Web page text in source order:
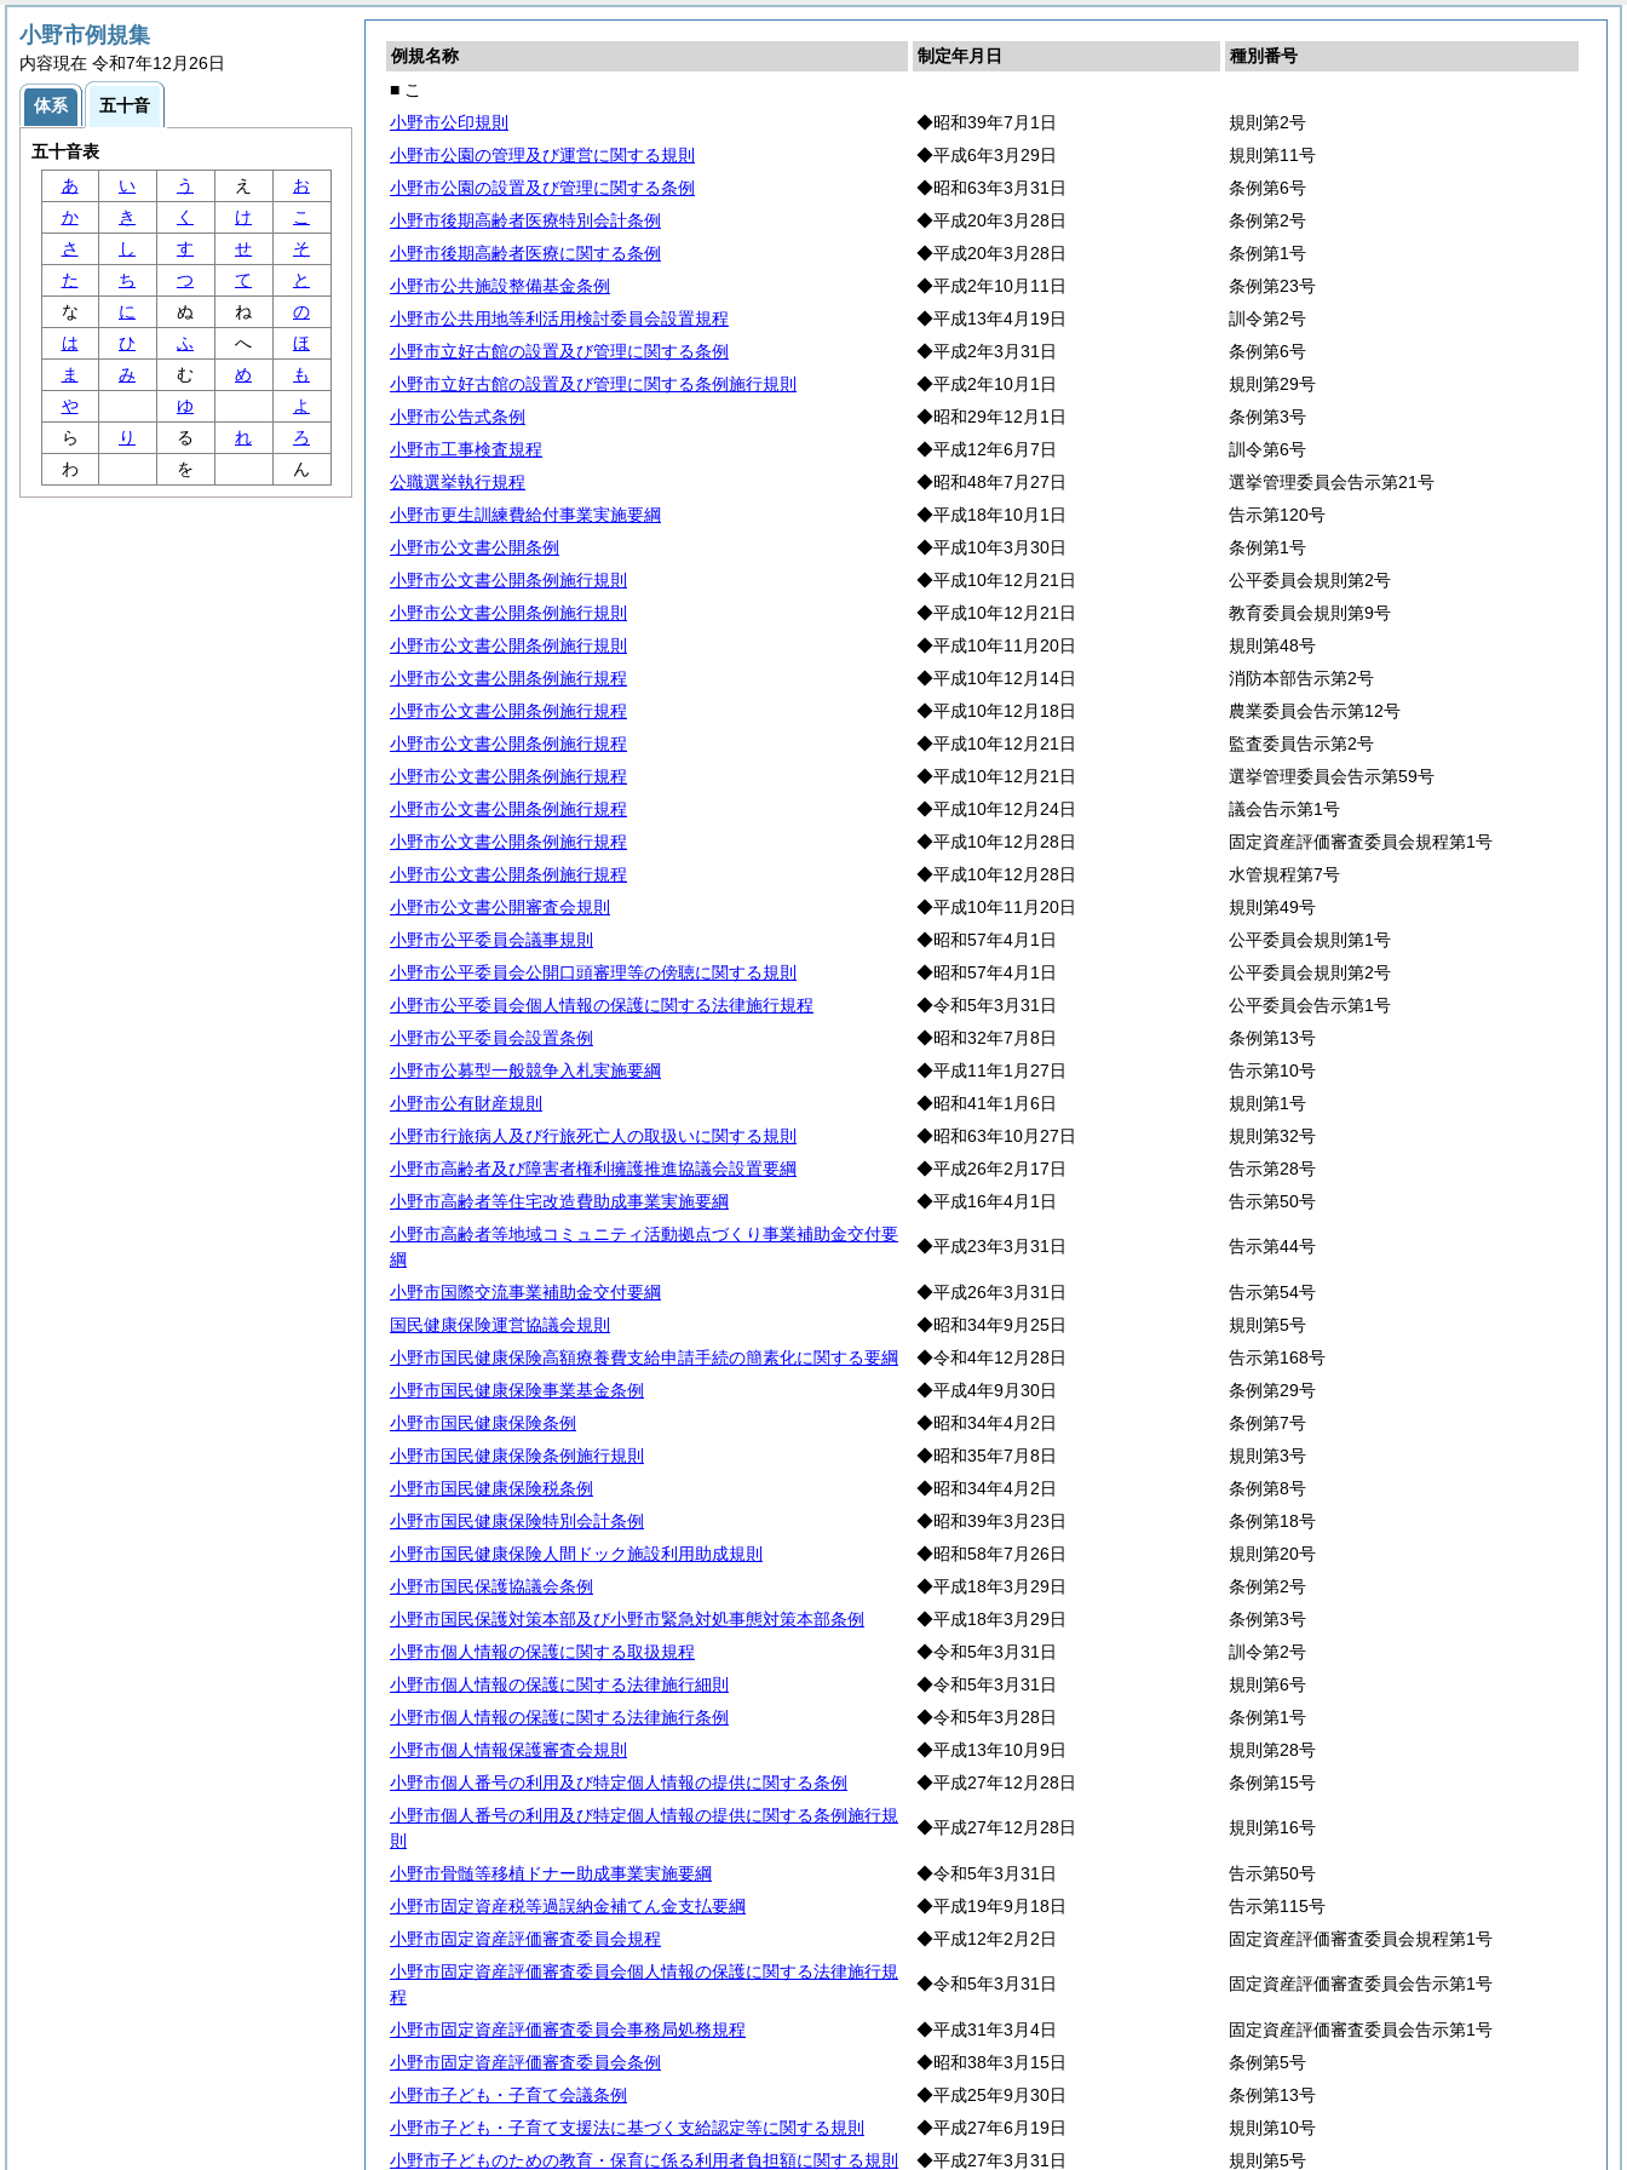
例規名称 制定年月日
種別番号
■ こ
小野市公印規則
◆昭和39年7月1日
規則第2号
小野市公園の管理及び運営に関する規則
◆平成6年3月29日
規則第11号
小野市公園の設置及び管理に関する条例
◆昭和63年3月31日
条例第6号
小野市後期高齢者医療特別会計条例
◆平成20年3月28日
条例第2号
小野市後期高齢者医療に関する条例
◆平成20年3月28日
条例第1号
小野市公共施設整備基金条例
◆平成2年10月11日
条例第23号
小野市公共用地等利活用検討委員会設置規程
◆平成13年4月19日
訓令第2号
小野市立好古館の設置及び管理に関する条例
◆平成2年3月31日
条例第6号
小野市立好古館の設置及び管理に関する条例施行規則
◆平成2年10月1日
規則第29号
小野市公告式条例
◆昭和29年12月1日
条例第3号
小野市工事検査規程
◆平成12年6月7日
訓令第6号
公職選挙執行規程
◆昭和48年7月27日
選挙管理委員会告示第21号
小野市更生訓練費給付事業実施要綱
◆平成18年10月1日
告示第120号
小野市公文書公開条例
◆平成10年3月30日
条例第1号
小野市公文書公開条例施行規則
◆平成10年12月21日
公平委員会規則第2号
小野市公文書公開条例施行規則
◆平成10年12月21日
教育委員会規則第9号
小野市公文書公開条例施行規則
◆平成10年11月20日
規則第48号
小野市公文書公開条例施行規程
◆平成10年12月14日
消防本部告示第2号
小野市公文書公開条例施行規程
◆平成10年12月18日
農業委員会告示第12号
小野市公文書公開条例施行規程
◆平成10年12月21日
監査委員告示第2号
小野市公文書公開条例施行規程
◆平成10年12月21日
選挙管理委員会告示第59号
小野市公文書公開条例施行規程
◆平成10年12月24日
議会告示第1号
小野市公文書公開条例施行規程
◆平成10年12月28日
固定資産評価審査委員会規程第1号
小野市公文書公開条例施行規程
◆平成10年12月28日
水管規程第7号
小野市公文書公開審査会規則
◆平成10年11月20日
規則第49号
小野市公平委員会議事規則
◆昭和57年4月1日
公平委員会規則第1号
小野市公平委員会公開口頭審理等の傍聴に関する規則
◆昭和57年4月1日
公平委員会規則第2号
小野市公平委員会個人情報の保護に関する法律施行規程
◆令和5年3月31日
公平委員会告示第1号
小野市公平委員会設置条例
◆昭和32年7月8日
条例第13号
小野市公募型一般競争入札実施要綱
◆平成11年1月27日
告示第10号
小野市公有財産規則
◆昭和41年1月6日
規則第1号
小野市行旅病人及び行旅死亡人の取扱いに関する規則
◆昭和63年10月27日
規則第32号
小野市高齢者及び障害者権利擁護推進協議会設置要綱
◆平成26年2月17日
告示第28号
小野市高齢者等住宅改造費助成事業実施要綱
◆平成16年4月1日
告示第50号
小野市高齢者等地域コミュニティ活動拠点づくり事業補助金交付要
綱
◆平成23年3月31日 告示第44号
小野市国際交流事業補助金交付要綱 ◆平成26年3月31日
告示第54号
国民健康保険運営協議会規則
◆昭和34年9月25日
規則第5号
小野市国民健康保険高額療養費支給申請手続の簡素化に関する要綱
◆令和4年12月28日
告示第168号
小野市国民健康保険事業基金条例
◆平成4年9月30日
条例第29号
小野市国民健康保険条例
◆昭和34年4月2日
条例第7号
小野市国民健康保険条例施行規則
◆昭和35年7月8日
規則第3号
小野市国民健康保険税条例
◆昭和34年4月2日
条例第8号
小野市国民健康保険特別会計条例
◆昭和39年3月23日
条例第18号
小野市国民健康保険人間ドック施設利用助成規則
◆昭和58年7月26日
規則第20号
小野市国民保護協議会条例
◆平成18年3月29日
条例第2号
小野市国民保護対策本部及び小野市緊急対処事態対策本部条例
◆平成18年3月29日
条例第3号
小野市個人情報の保護に関する取扱規程
◆令和5年3月31日
訓令第2号
小野市個人情報の保護に関する法律施行細則
◆令和5年3月31日
規則第6号
小野市個人情報の保護に関する法律施行条例
◆令和5年3月28日
条例第1号
小野市個人情報保護審査会規則
◆平成13年10月9日
規則第28号
小野市個人番号の利用及び特定個人情報の提供に関する条例
◆平成27年12月28日
条例第15号
小野市個人番号の利用及び特定個人情報の提供に関する条例施行規
則
◆平成27年12月28日 規則第16号
小野市骨髄等移植ドナー助成事業実施要綱 ◆令和5年3月31日
告示第50号
小野市固定資産税等過誤納金補てん金支払要綱
◆平成19年9月18日
告示第115号
小野市固定資産評価審査委員会規程
◆平成12年2月2日
固定資産評価審査委員会規程第1号
小野市固定資産評価審査委員会個人情報の保護に関する法律施行規
程
◆令和5年3月31日 固定資産評価審査委員会告示第1号
小野市固定資産評価審査委員会事務局処務規程 ◆平成31年3月4日
固定資産評価審査委員会告示第1号
小野市固定資産評価審査委員会条例
◆昭和38年3月15日
条例第5号
小野市子ども・子育て会議条例
◆平成25年9月30日
条例第13号
小野市子ども・子育て支援法に基づく支給認定等に関する規則
◆平成27年6月19日
規則第10号
小野市子どものための教育・保育に係る利用者負担額に関する規則
◆平成27年3月31日 規則第5号
小野市例規集
内容現在 令和7年12月26日
体系 五十音
五十音表
あ
い う え
お
か
き く け
こ
さ
し す せ
そ
た
ち つ て
と
な
に ぬ ね
の
は
ひ ふ へ
ほ
ま
み む め
も
や
ゆ
よ
ら
り る れ
ろ
わ
を ん